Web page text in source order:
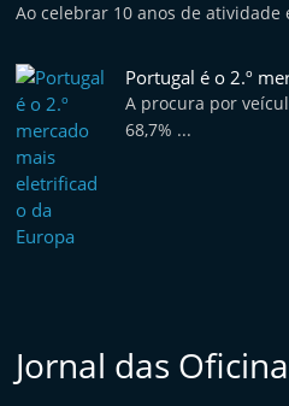
Ao celebrar 10 anos de atividade
Portugal é o 2.º
A procura por
68,7% ...
Jornal das